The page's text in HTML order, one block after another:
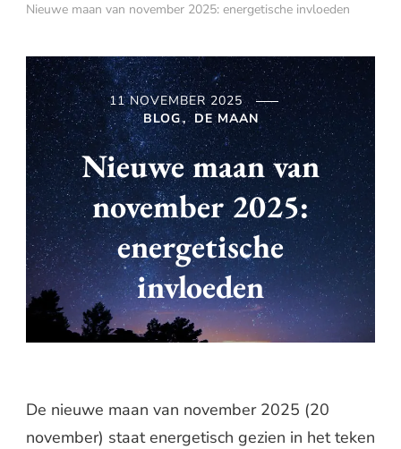
Nieuwe maan van november 2025: energetische invloeden
11 NOVEMBER 2025
BLOG
DE MAAN
Nieuwe maan van
november 2025:
energetische
invloeden
De nieuwe maan van november 2025 (20
november) staat energetisch gezien in het teken